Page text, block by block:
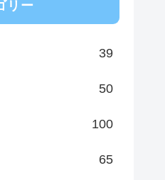
リー
39
50
100
65